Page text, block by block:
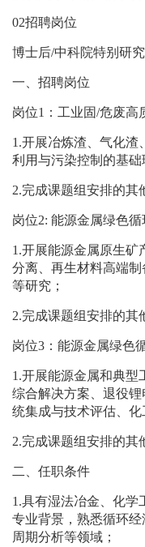
02招聘岗位
博士后/中科院特别研
一、招聘岗位
岗位1 ：工业固/危废高
1.开展冶炼渣、气化渣
利用与污染控制的基础
2.完成课题组安排的其
岗位2: 能源金属绿色
1.开展能源金属原生矿
分离、再生材料高端
等研究；
2.完成课题组安排的其
岗位3 ：能源金属绿色
1.开展能源金属和典型
综合解决方案、退役
统集成与技术评估、化
2.完成课题组安排的其
二、任职条件
1.具有湿法冶金、化学
专业背景，熟悉循环
周期分析等领域；